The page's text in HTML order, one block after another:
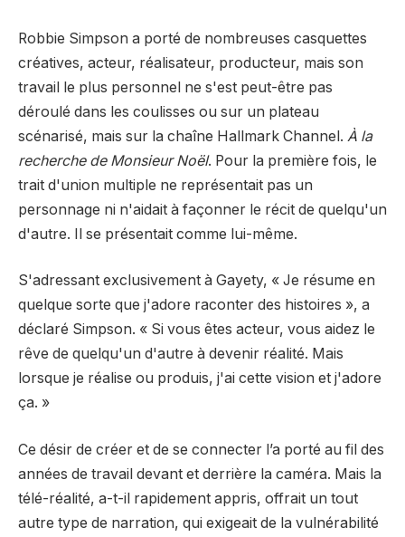
Robbie Simpson a porté de nombreuses casquettes
créatives, acteur, réalisateur, producteur, mais son
travail le plus personnel ne s'est peut-être pas
déroulé dans les coulisses ou sur un plateau
scénarisé, mais sur la chaîne Hallmark Channel. À la
recherche de Monsieur Noël. Pour la première fois, le
trait d'union multiple ne représentait pas un
personnage ni n'aidait à façonner le récit de quelqu'un
d'autre. Il se présentait comme lui-même.
S'adressant exclusivement à Gayety, « Je résume en
quelque sorte que j'adore raconter des histoires », a
déclaré Simpson. « Si vous êtes acteur, vous aidez le
rêve de quelqu'un d'autre à devenir réalité. Mais
lorsque je réalise ou produis, j'ai cette vision et j'adore
ça. »
Ce désir de créer et de se connecter l’a porté au fil des
années de travail devant et derrière la caméra. Mais la
télé-réalité, a-t-il rapidement appris, offrait un tout
autre type de narration, qui exigeait de la vulnérabilité